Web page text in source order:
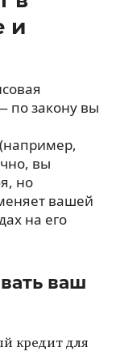
и
по закону вы
вы
но
вашей
на его
ваш
кредит для